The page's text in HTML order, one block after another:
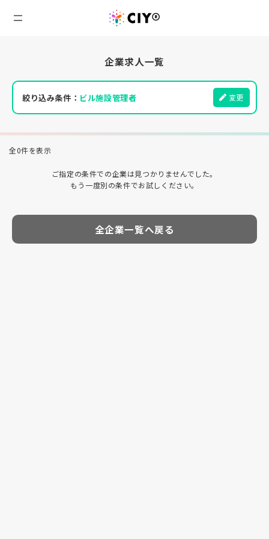
企業求人一覧
絞り込み条件： ビル施設管理者 変更
全0件を表示
ご指定の条件での企業は見つかりませんでした。
もう一度別の条件でお試しください。
全企業一覧へ戻る